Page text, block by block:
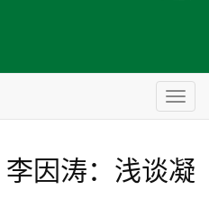
Nav2
李因涛：浅谈凝